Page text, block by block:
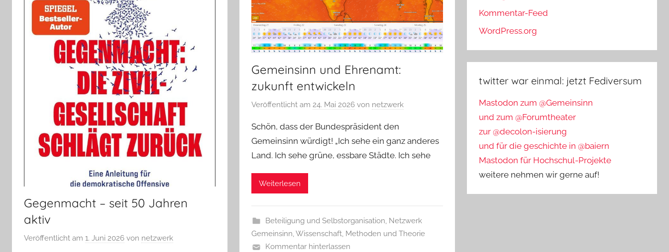
Gegenmacht – seit 50 Jahren
aktiv
Veröffentlicht am 1. Juni 2026 von netzwerk
Gemeinsinn und Ehrenamt:
zukunft entwickeln
Veröffentlicht am24. Mai 2026 von netzwerk
Schön, dass der Bundespräsident den
Gemeinsinn würdigt! „Ich sehe ein ganz anderes
Land. Ich sehe grüne, essbare Städte. Ich sehe
Weiterlesen
Beteiligung und Selbstorganisation, Netzwerk
Gemeinsinn,Wissenschaft, Methoden und Theorie
Kommentar hinterlassen
Kommentar-Feed
WordPress.org
twitter war einmal: jetzt Fediversum
Mastodon zum @Gemeinsinn
und zum @Forumtheater
zur @decolon-isierung
und für die geschichte in @baiern
Mastodon für Hochschul-Projekte
weitere nehmen wir gerne auf!